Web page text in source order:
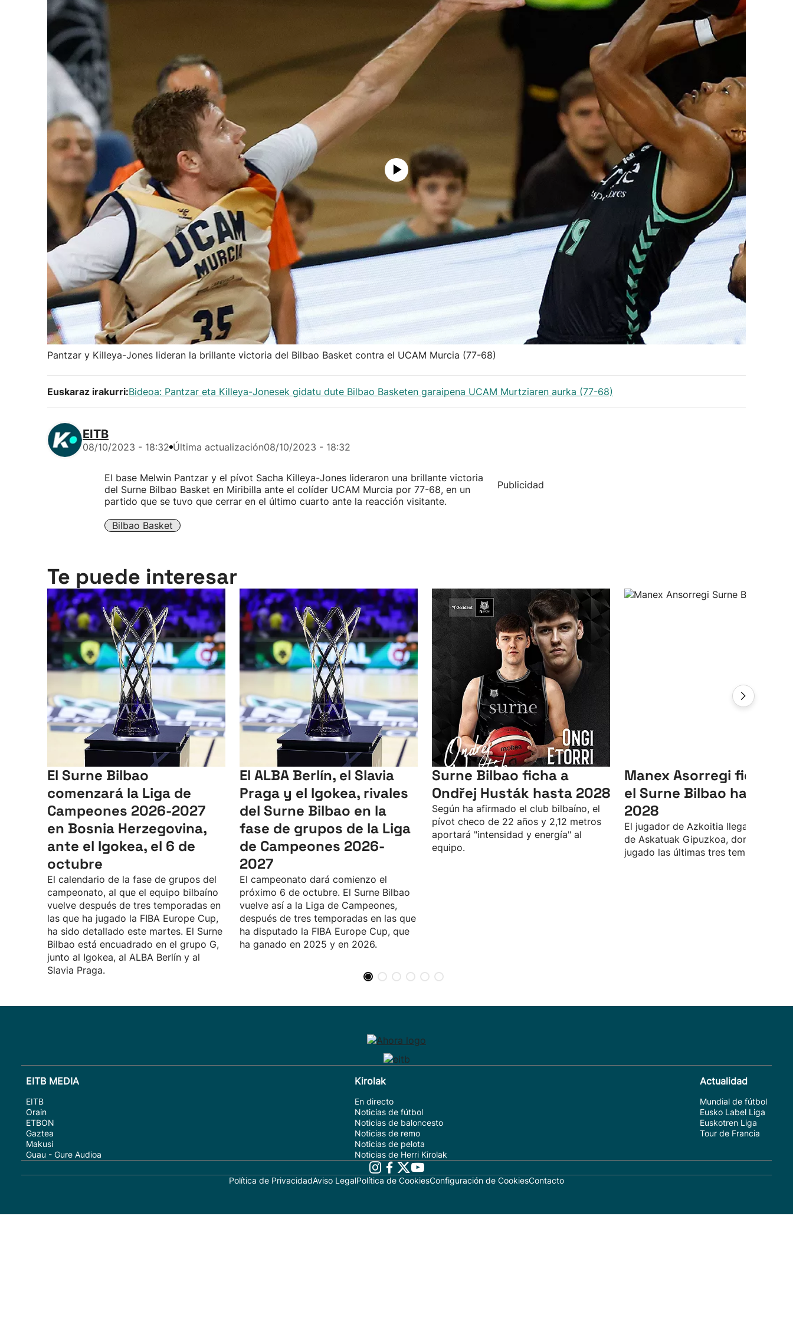
Pantzar y Killeya-Jones lideran la brillante victoria del Bilbao Basket contra el UCAM Murcia (77-68)
Euskaraz irakurri:Bideoa: Pantzar eta Killeya-Jonesek gidatu dute Bilbao Basketen garaipena UCAM Murtziaren aurka (77-68)
EITB
08/10/2023 - 18:32 Última actualización08/10/2023 - 18:32
El base Melwin Pantzar y el pívot Sacha Killeya-Jones lideraron una brillante victoria
del Surne Bilbao Basket en Miribilla ante el colíder UCAM Murcia por 77-68, en un
partido que se tuvo que cerrar en el último cuarto ante la reacción visitante.
Bilbao Basket
Publicidad
Te puede interesar
El Surne Bilbao
comenzará la Liga de
Campeones 2026-2027
en Bosnia Herzegovina,
ante el Igokea, el 6 de
octubre
El calendario de la fase de grupos del
campeonato, al que el equipo bilbaíno
vuelve después de tres temporadas en
las que ha jugado la FIBA Europe Cup,
ha sido detallado este martes. El Surne
Bilbao está encuadrado en el grupo G,
junto al Igokea, al ALBA Berlín y al
Slavia Praga.
El ALBA Berlín, el Slavia
Praga y el Igokea, rivales
del Surne Bilbao en la
fase de grupos de la Liga
de Campeones 2026-
2027
El campeonato dará comienzo el
próximo 6 de octubre. El Surne Bilbao
vuelve así a la Liga de Campeones,
después de tres temporadas en las que
ha disputado la FIBA Europe Cup, que
ha ganado en 2025 y en 2026.
Surne Bilbao ficha a
Ondřej Husták hasta 2028
Según ha afirmado el club bilbaíno, el
pívot checo de 22 años y 2,12 metros
aportará "intensidad y energía" al
equipo.
Manex Asorregi ficha
el Surne Bilbao hasta
2028
El jugador de Azkoitia llega
de Askatuak Gipuzkoa, donde ha
jugado las últimas tres temporadas.
EITB MEDIA
EITB
Orain
ETBON
Gaztea
Makusi
Guau - Gure Audioa
Kirolak
En directo
Noticias de fútbol
Noticias de baloncesto
Noticias de remo
Noticias de pelota
Noticias de Herri Kirolak
Actualidad
Mundial de fútbol
Eusko Label Liga
Euskotren Liga
Tour de Francia
Política de PrivacidadAviso LegalPolítica de CookiesConfiguración de CookiesContacto